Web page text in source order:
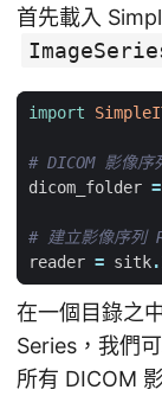
首先載入
import
# DICOM 影像序
dicom_folder =
# 建立影像序列
reader = sitk.
在一個目錄之
Series，我們
所有 DICOM